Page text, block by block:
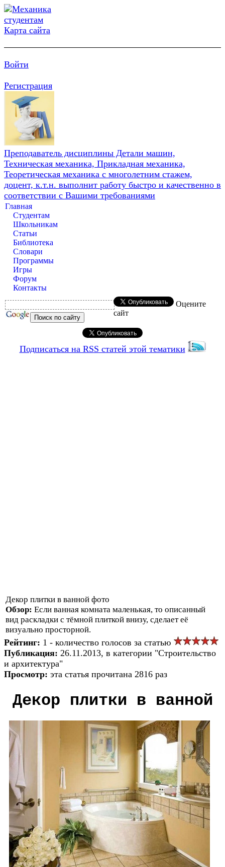
Карта сайта
Войти
Регистрация
Преподаватель дисциплины Детали машин,
Техническая механика, Прикладная механика,
Теоретическая механика с многолетним стажем,
доцент, к.т.н. выполнит работу быстро и качественно в
соответствии с Вашими требованиями
Главная
Студентам
Школьникам
Статьи
Библиотека
Словари
Программы
Игры
Форум
Контакты
Оцените
сайт
Подписаться на RSS статей этой тематики
Декор плитки в ванной фото
Обзор: Если ванная комната маленькая, то описанный
вид раскладки с тёмной плиткой внизу, сделает её
визуально просторной.
Рейтинг: 1 - количество голосов за статью
Публикация: 26.11.2013, в категории "Строительство
и архитектура"
Просмотр: эта статья прочитана 2816 раз
Декор плитки в ванной